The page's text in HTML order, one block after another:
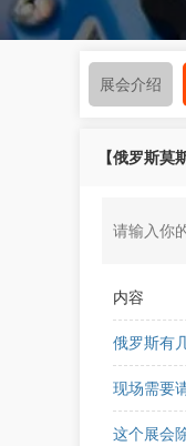
展会介绍
【俄罗斯
内容
俄罗斯有
现场需要
这个展会